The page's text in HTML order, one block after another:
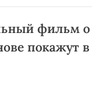
фильм о
покажут в